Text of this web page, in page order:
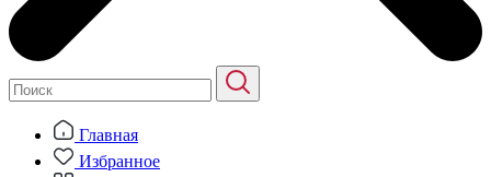
Главная
Избранное